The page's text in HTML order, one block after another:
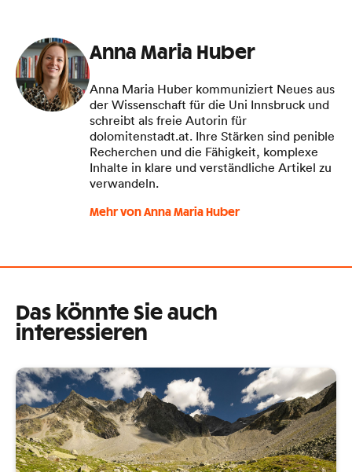
Anna Maria Huber
Anna Maria Huber kommuniziert Neues aus
der Wissenschaft für die Uni Innsbruck und
schreibt als freie Autorin für
dolomitenstadt.at. Ihre Stärken sind penible
Recherchen und die Fähigkeit, komplexe
Inhalte in klare und verständliche Artikel zu
verwandeln.
Mehr von Anna Maria Huber
Das könnte Sie auch
interessieren